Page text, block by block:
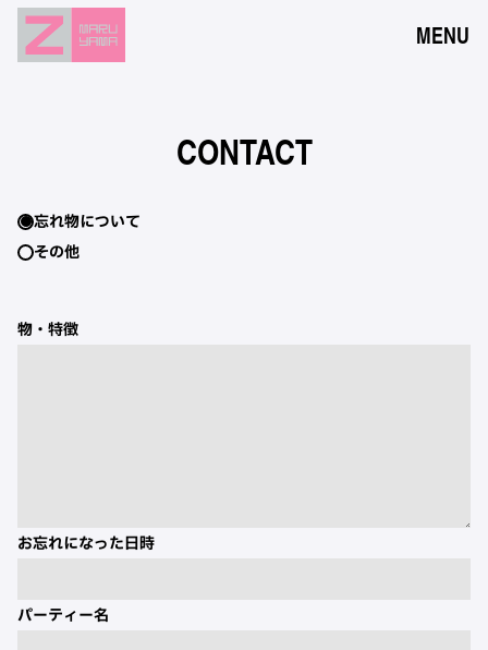
MENU
ACCESS
FLOOR GUIDE
FAQ
CONTACT
忘れ物について
その他
物・特徴
お忘れになった日時
パーティー名